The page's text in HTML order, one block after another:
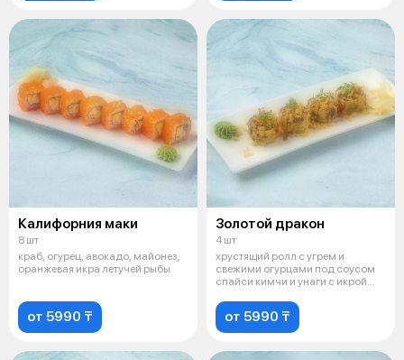
Калифорния маки
8 шт
краб, огурец, авокадо, майонез,
оранжевая икра летучей рыбы
от 5990 ₸
Золотой дракон
4 шт
хрустящий ролл с угрем и
свежими огурцами под соусом
спайси кимчи и унаги с икрой
от 5990 ₸